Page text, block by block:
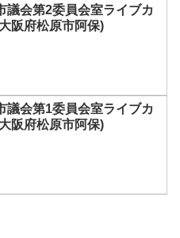
議会第2委員会室ライブカ
阪府松原市阿保)
議会第1委員会室ライブカ
阪府松原市阿保)